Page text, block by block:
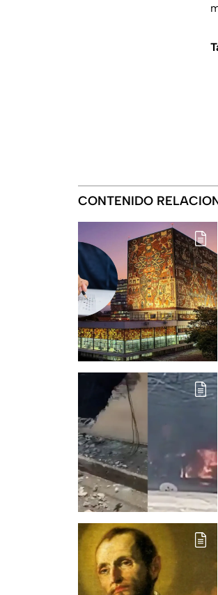
CONTENIDO